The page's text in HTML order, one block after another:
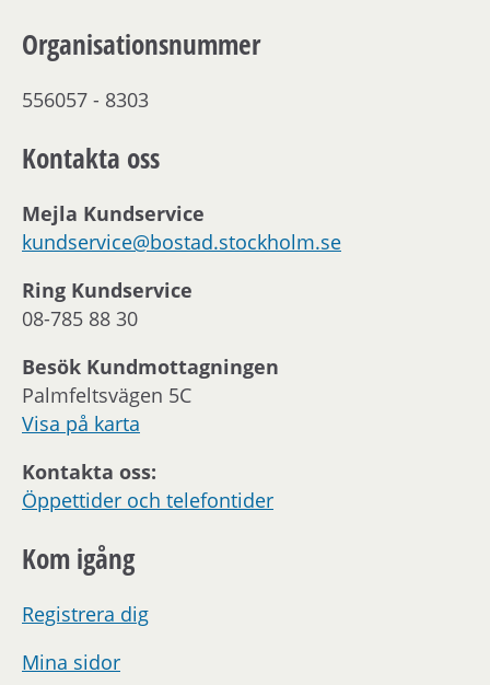
Organisationsnummer
556057 - 8303
Kontakta oss
Mejla Kundservice
kundservice@bostad.stockholm.se
Ring Kundservice
08-785 88 30
Besök Kundmottagningen
Palmfeltsvägen 5C
Visa på karta
Kontakta oss:
Öppettider och telefontider
Kom igång
Registrera dig
Mina sidor